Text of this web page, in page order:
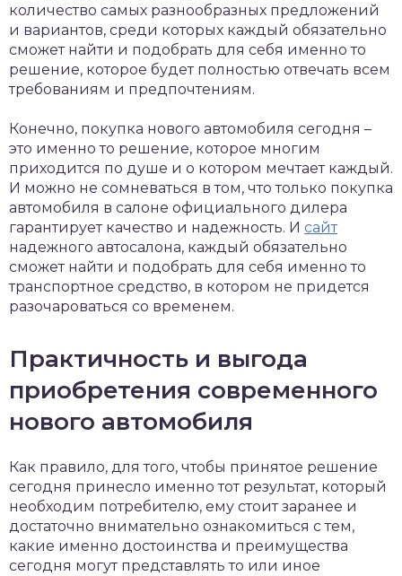
количество самых разнообразных предложений
и вариантов, среди которых каждый обязательно
сможет найти и подобрать для себя именно то
решение, которое будет полностью отвечать всем
требованиям и предпочтениям.
Конечно, покупка нового автомобиля сегодня –
это именно то решение, которое многим
приходится по душе и о котором мечтает каждый.
И можно не сомневаться в том, что только покупка
автомобиля в салоне официального дилера
гарантирует качество и надежность. И сайт
надежного автосалона, каждый обязательно
сможет найти и подобрать для себя именно то
транспортное средство, в котором не придется
разочароваться со временем.
Практичность и выгода
приобретения современного
нового автомобиля
Как правило, для того, чтобы принятое решение
сегодня принесло именно тот результат, который
необходим потребителю, ему стоит заранее и
достаточно внимательно ознакомиться с тем,
какие именно достоинства и преимущества
сегодня могут представлять то или иное